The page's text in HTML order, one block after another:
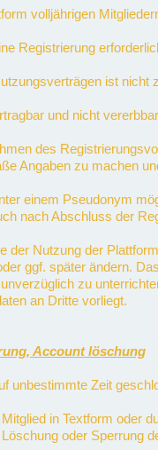
volljährigen
Registrierung
ist nicht
und nicht
des
Angaben zu machen
einem Pseudonym
nach Abschluss der
der Nutzung der
ggf. später ändern.
zu
an Dritte vorliegt.
Account löschung
unbestimmte Zeit
in Textform oder
oder Sperrung